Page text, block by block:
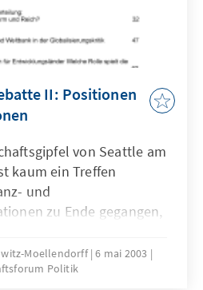
II: Positionen
von Seattle am
kaum ein Treffen
und
zu Ende gegangen,
Moellendorff 6 mai 2003
Politik